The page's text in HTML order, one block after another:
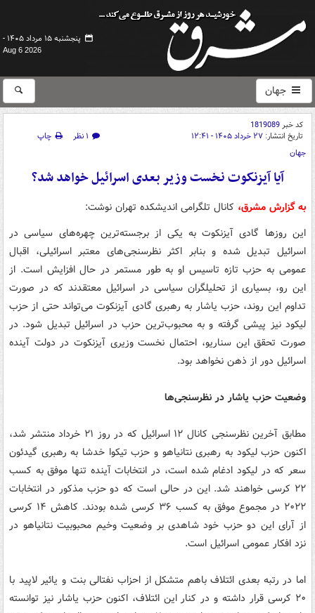
پنجشنبه ۱۵ مرداد ۱۴۰۵ -
Aug 6 2026
جهان
کد خبر1819089
تاریخ انتشار: ۲۷ خرداد ۱۴۰۵ - ۱۲:۴۱ ۱ نظر
چاپ
جهان
آیا آیزنکوت نخست وزیر بعدی اسرائیل خواهد شد؟
به گزارش مشرق، کانال تلگرامی اندیشکده تهران نوشت:
این روزها گادی آیزنکوت به یکی از برجسته‌ترین چهره‌های سیاسی در
اسرائیل تبدیل شده و بنابر اکثر نظرسنجی‌های معتبر اسرائیلی، اقبال
عمومی به حزب تازه تاسیس او به طور مستمر در حال افزایش است. از
این رو، بسیاری از تحلیلگران سیاسی در اسرائیل معتقدند که در صورت
تداوم این روند، حزب یاشار به رهبری گادی آیزنکوت می‌تواند حتی از حزب
لیکود نیز پیشی گرفته و به محبوب‌ترین حزب در اسرائیل تبدیل شود. در
صورت تحقق این سناریو، احتمال نخست وزیری آیزنکوت در دولت آینده
اسرائیل دور از ذهن نخواهد بود.
وضعیت حزب یاشار در نظرسنجی‌ها
مطابق آخرین نظرسنجی کانال ۱۲ اسرائیل که در روز ۲۱ خرداد منتشر شد،
اکنون حزب لیکود به رهبری نتانیاهو و حزب تیکوا خدشا به رهبری گیدئون
سعر که در لیکود ادغام شده است، در انتخابات آینده تنها موفق به کسب
۲۲ کرسی خواهند شد. این در حالی است که دو حزب مذکور در انتخابات
۲۰۲۲ در مجموع موفق به کسب ۳۶ کرسی شده بودند. کاهش ۱۴ کرسی
از آرای این دو حزب خود شاهدی بر وضعیت وخیم محبوبیت نتانیاهو در
نزد افکار عمومی اسرائیل است.
اما در رتبه بعدی ائتلاف باهم متشکل از احزاب نفتالی بنت و یائیر لاپید با
۲۰ کرسی قرار داشته و در کنار این ائتلاف، اکنون حزب یاشار نیز توانسته